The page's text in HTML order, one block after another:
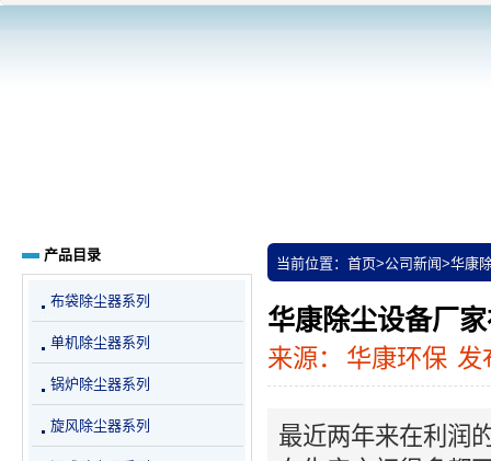
当前位置： 首页>公司新闻>华康
华康除尘设备厂
来源： 华康环保 发
最近两年来在利润
产品目录
布袋除尘器系列
单机除尘器系列
锅炉除尘器系列
旋风除尘器系列